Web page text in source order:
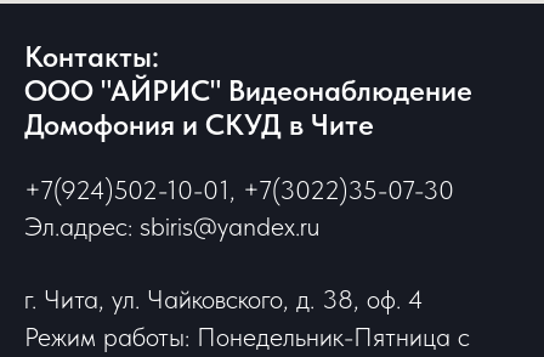
Контакты:
ООО "АЙРИС" Видеонаблюдение
Домофония и СКУД в Чите
+7(924)502-10-01, +7(3022)35-07-30
Эл.адрес: sbiris@yandex.ru
г. Чита, ул. Чайковского, д. 38, оф. 4
Режим работы: Понедельник-Пятница с